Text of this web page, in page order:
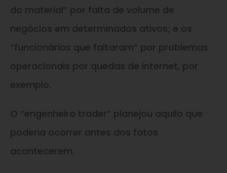
do material” por falta de volume de
negócios em determinados ativos; e os
“funcionários que faltaram” por problemas
operacionais por quedas de internet, por
exemplo.
O “engenheiro trader” planejou aquilo que
poderia ocorrer antes dos fatos
acontecerem.